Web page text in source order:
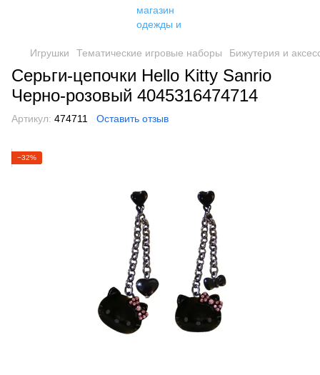
Игрушки Тематические игровые наборы Бижутерия и
Серьги-цепочки Hello Kitty Sanrio
Черно-розовый 4045316474714
Артикул: 474711 Оставить отзыв
−32%